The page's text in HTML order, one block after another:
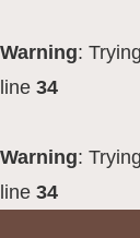
Warning:
line 34
Warning:
line 34